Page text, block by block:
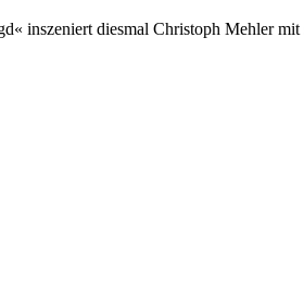
inszeniert diesmal Christoph Mehler